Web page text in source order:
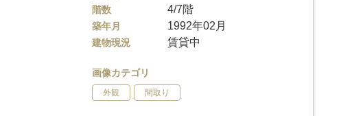
階数 4/7階
築年月 1992年02月
建物現況 賃貸中
画像カテゴリ
外観 間取り